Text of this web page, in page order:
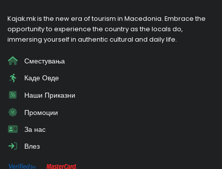
Kajak.mk is the new era of tourism in Macedonia. Embrace the
opportunity to experience the country as the locals do,
immersing yourself in authentic cultural and daily life.
Сместувања
Каде Овде
Наши Приказни
Промоции
За нас
Влез